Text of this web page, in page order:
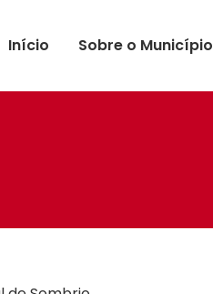
Início
Sobre o Município